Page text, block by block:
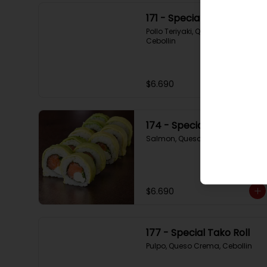
171 - Special Tori
Pollo Teriyaki, Queso Crema,
Cebollin
$6.690
174 - Special Sake
Salmon, Queso Crema, Cebollin
$6.690
177 - Special Tako Roll
Pulpo, Queso Crema, Cebollin